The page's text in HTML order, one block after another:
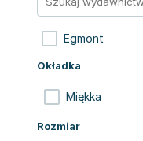
Egmont
Okładka
Miękka
Rozmiar